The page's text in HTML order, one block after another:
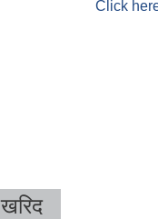
Click
खरिद